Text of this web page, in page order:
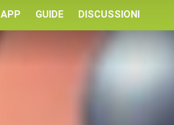
APP GUIDE DISCUSSIONI